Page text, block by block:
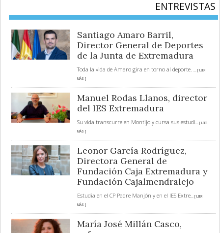
ENTREVISTAS
Santiago Amaro Barril,
Director General de Deportes
de la Junta de Extremadura
Toda la vida de Amaro gira en torno al deporte.
... [ LEER
MÁS ]
Manuel Rodas Llanos, director
del IES Extremadura
Su vida transcurre en Montijo y cursa sus estudi... [ LEER
MÁS ]
Leonor García Rodríguez,
Directora General de
Fundación Caja Extremadura y
Fundación Cajalmendralejo
Estudia en el CP Padre Manjón y en el IES Extre... [ LEER
MÁS ]
María José Millán Casco,